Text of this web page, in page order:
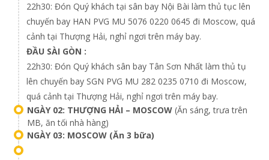
22h30: Đón Quý khách tại sân bay Nội Bài làm thủ tục lên
chuyến bay HAN PVG MU 5076 0220 0645 đi Moscow, quá
cảnh tại Thượng Hải, nghỉ ngơi trên máy bay.
ĐẦU SÀI GÒN :
22h30: Đón Quý khách sân bay Tân Sơn Nhất làm thủ tụ
lên chuyến bay SGN PVG MU 282 0235 0710 đi Moscow,
quá cảnh tại Thượng Hải, nghỉ ngơi trên máy bay.
NGÀY 02: THƯỢNG HẢI – MOSCOW(Ăn sáng, trưa trên
MB, ăn tối nhà hàng)
NGÀY 03: MOSCOW (Ăn 3 bữa)